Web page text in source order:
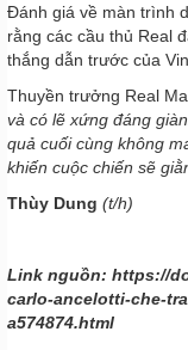
Đánh giá về màn trình
rằng các cầu thủ Real
thắng dẫn trước của
Thuyền trưởng Real
và có lẽ xứng đáng
quả cuối cùng không
khiến cuộc chiến sẽ
Thùy Dung (t/h)
Link nguồn: https://
carlo-ancelotti-che-
a574874.html